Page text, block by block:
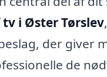
i Øster Tørslev
der giver
de